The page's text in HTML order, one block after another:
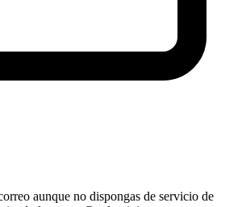
aunque no dispongas de servicio de